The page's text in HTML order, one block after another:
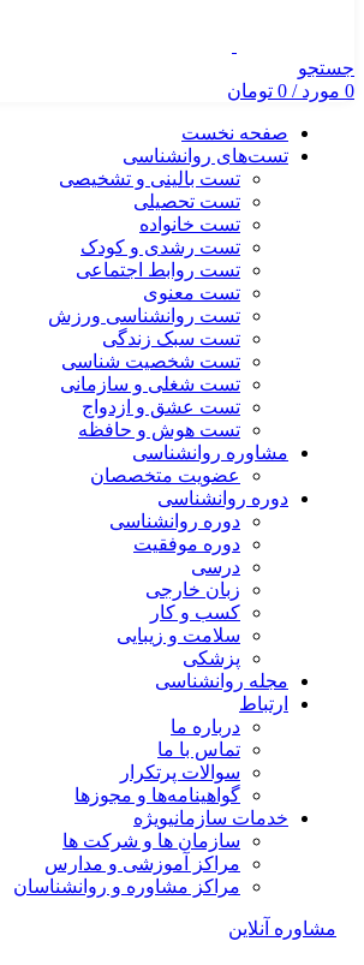
جستجو
0 مورد/
0 تومان
صفحه نخست
تست‌های روانشناسی
تست بالینی و تشخیصی
تست تحصیلی
تست خانواده
تست رشدی و کودک
تست روابط اجتماعی
تست معنوی
تست روانشناسی ورزش
تست سبک زندگی
تست شخصیت شناسی
تست شغلی و سازمانی
تست عشق و ازدواج
تست هوش و حافظه
مشاوره روانشناسی
عضویت متخصصان
دوره روانشناسی
دوره روانشناسی
دوره موفقیت
درسی
زبان خارجی
کسب و کار
سلامت و زیبایی
پزشکی
مجله روانشناسی
ارتباط
درباره ما
تماس با ما
سوالات پرتکرار
گواهینامه‌ها و مجوزها
خدمات سازمانیویژه
سازمان ها و شرکت ها
مراکز آموزشی و مدارس
مراکز مشاوره و روانشناسان
مشاوره آنلاین